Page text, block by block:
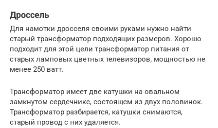
Дроссель
Для намотки дросселя своими руками нужно найти
старый трансформатор подходящих размеров. Хорошо
подходит для этой цели трансформатор питания от
старых ламповых цветных телевизоров, мощностью не
менее 250 ватт.
Трансформатор имеет две катушки на овальном
замкнутом сердечнике, состоящем из двух половинок.
Трансформатор разбирается, катушки снимаются,
старый провод с них удаляется.